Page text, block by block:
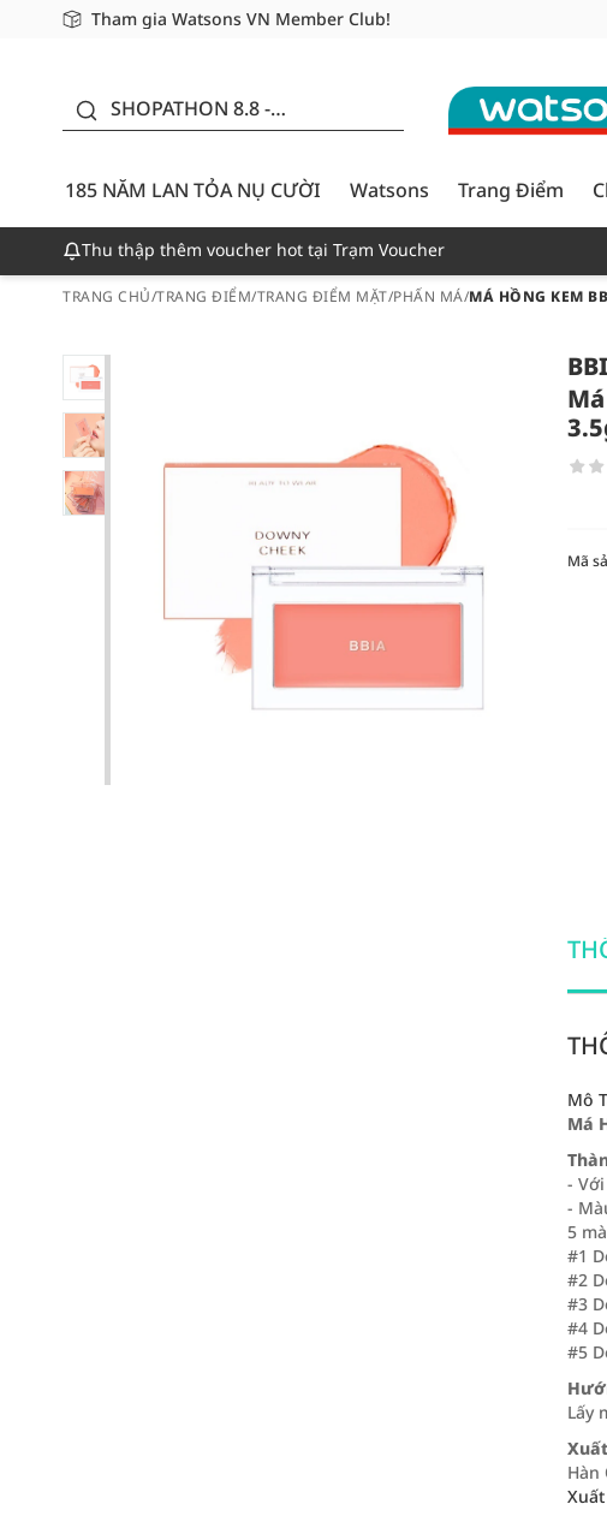
Tham gia Watsons VN Member Club!
Miễn phí giao hàng cho đơn hàng từ 249,000Đ
Giao hàng nhanh 24h - Áp dụng khu vực TP. Hồ Chí Minh
SHOPATHON 8.8 -
CƯỜI - GIẢM ĐẾN
50%
185 NĂM LAN TỎA NỤ CƯỜI
Watsons Trang Điểm
Thu thập thêm voucher hot tại Trạm Voucher
TRANG CHỦ/TRANG ĐIỂM/TRANG ĐIỂM MẶT/PHẤN MÁ/MÁ HỒNG KEM
Mã
Mô
Má
-
-
5
#1
#2
#3
#4
#5
Lấy
Hàn